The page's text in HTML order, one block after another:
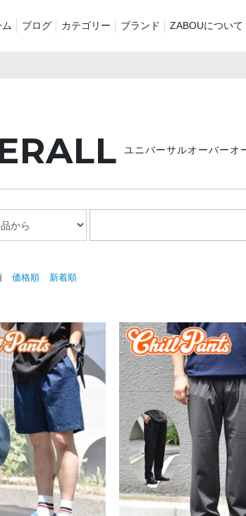
ブログ カテゴリー
グ・ポーチ
ブランド ZABOUについて
ユニバーサルオーバーオ
価格順 新着順